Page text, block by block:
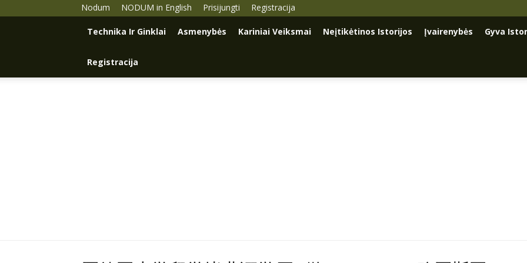
Nodum NODUM in English Prisijungti Registracija
Technika Ir Ginklai Asmenybės Kariniai Veiksmai Neįtikėtinos Istorijos Įvairenybės Gyva
Registracija